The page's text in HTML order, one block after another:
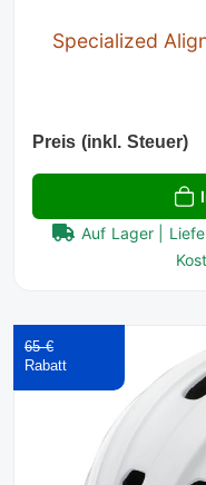
Specialized
Preis (inkl. Steuer)
Auf Lager |
65 €